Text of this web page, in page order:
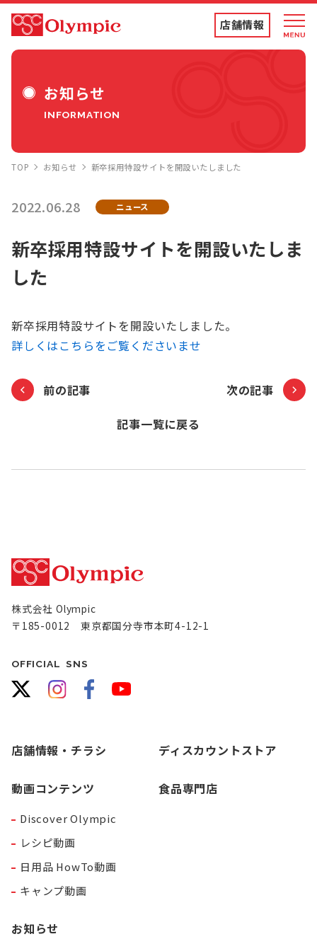
店舗情報
コンテンツ
お知らせ
お知らせ
INFORMATION
TOP お知らせ 新卒採用特設サイトを開設いたしました
2022.06.28 ニュース
新卒採用特設サイトを開設いたしま
した
新卒採用特設サイトを開設いたしました。
詳しくはこちらをご覧くださいませ
前の記事
記事一覧に戻る
次の記事
株式会社 Olympic
〒185-0012 東京都国分寺市本町4-12-1
OFFICIAL SNS
店舗情報・チラシ
動画コンテンツ
Discover Olympic
レシピ動画
日用品 HowTo動画
キャンプ動画
お知らせ
ディスカウントストア
食品専門店